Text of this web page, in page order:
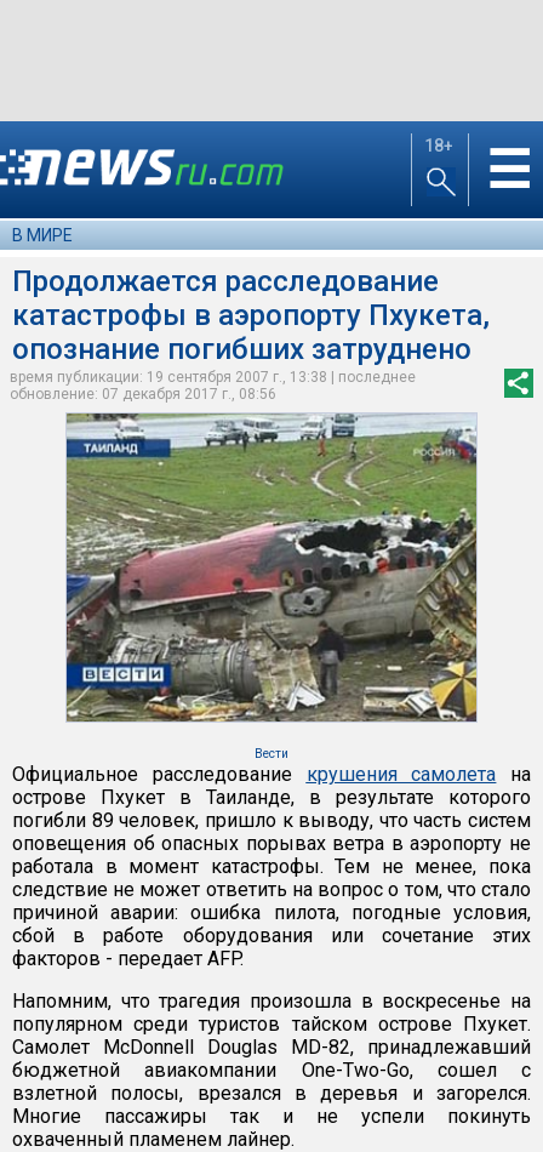
18+ ☰
В МИРЕ
Продолжается расследование
катастрофы в аэропорту Пхукета,
опознание погибших затруднено
время публикации: 19 сентября 2007 г., 13:38 | последнее
обновление: 07 декабря 2017 г., 08:56
Вести
Официальное расследование крушения самолета на
острове Пхукет в Таиланде, в результате которого
погибли 89 человек, пришло к выводу, что часть систем
оповещения об опасных порывах ветра в аэропорту не
работала в момент катастрофы. Тем не менее, пока
следствие не может ответить на вопрос о том, что стало
причиной аварии: ошибка пилота, погодные условия,
сбой в работе оборудования или сочетание этих
факторов - передает AFP.
Напомним, что трагедия произошла в воскресенье на
популярном среди туристов тайском острове Пхукет.
Самолет McDonnell Douglas MD-82, принадлежавший
бюджетной авиакомпании One-Two-Go, сошел с
взлетной полосы, врезался в деревья и загорелся.
Многие пассажиры так и не успели покинуть
охваченный пламенем лайнер.